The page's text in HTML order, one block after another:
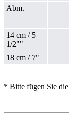
Abm.
14 cm / 5
1/2""
18 cm / 7"
* Bitte fügen Sie